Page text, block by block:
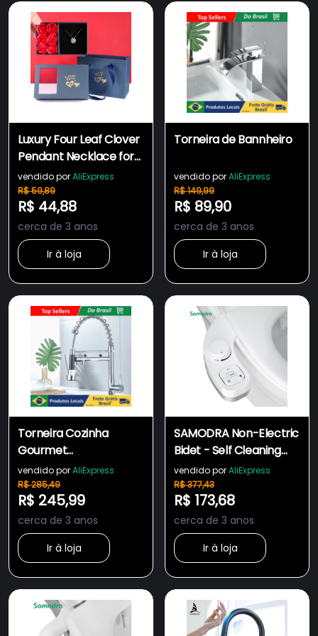
Luxury Four Leaf Clover
Pendant Necklace for
Women Crystal Heart
Magnetic N
vendido porAliExpress
R$ 59,89
R$ 44,88
cerca de 3 anos
Ir à loja
Torneira de Bannheiro
vendido porAliExpress
R$ 149,99
R$ 89,90
cerca de 3 anos
Ir à loja
Torneira Cozinha
Gourmet
Monocomando Com
Spray Extensor
vendido porAliExpress
R$ 285,49
R$ 245,99
cerca de 3 anos
Ir à loja
SAMODRA Non-Electric
Bidet - Self Cleaning
Dual Nozzle (Frontal
and Rear Wash)
vendido porAliExpress
R$ 377,43
R$ 173,68
cerca de 3 anos
Ir à loja